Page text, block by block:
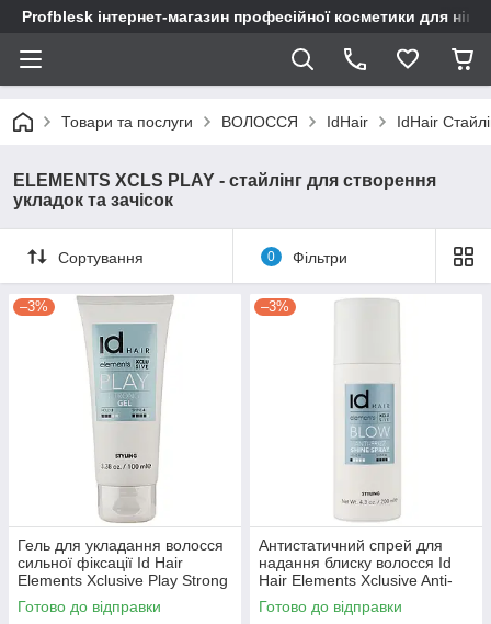
Profblesk інтернет-магазин професійної косметики для
Товари та послуги ВОЛОССЯ IdHair IdHair
ELEMENTS XCLS PLAY - стайлінг для створення
укладок та зачісок
Сортування 0 Фільтри
–3%
Гель для укладання волосся
сильної фіксації Id Hair
Elements Xclusive Play Strong
Gel 100 мл
Готово до відправки
–3%
Антистатичний спрей для
надання блиску волосся Id
Hair Elements Xclusive Anti-
Frizz Shine 200 мл
Готово до відправки